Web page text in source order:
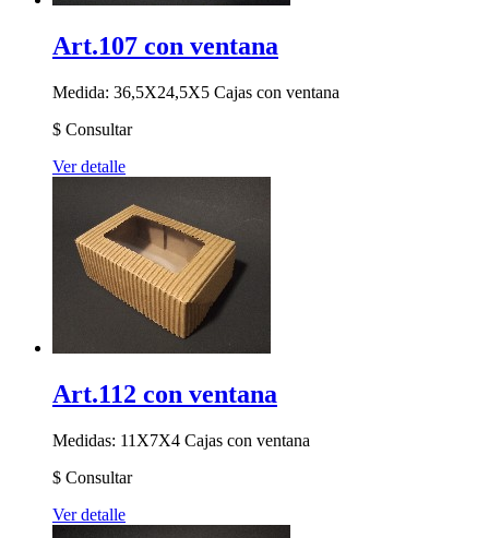
Art.107 con ventana
Medida: 36,5X24,5X5 Cajas con ventana
$ Consultar
Ver detalle
Art.112 con ventana
Medidas: 11X7X4 Cajas con ventana
$ Consultar
Ver detalle